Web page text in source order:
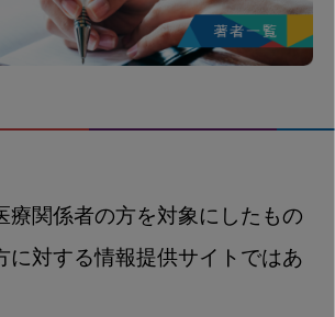
療関係者の方を対象にしたもの
に対する情報提供サイトではあ